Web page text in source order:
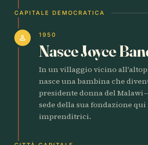
CAPITALE DEMOCRATICA
person 1950
Nasce Joyce
In un villaggio vicino
nasce una bambina che
presidente donna del
sede della sua fondazione
imprenditrici.